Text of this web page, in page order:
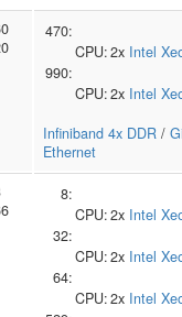
470:
CPU:2x Intel
990:
CPU:2x Intel
Infiniband 4x DDR /
Ethernet
8:
CPU:2x Intel
32:
CPU:2x Intel
64:
CPU:2x Intel